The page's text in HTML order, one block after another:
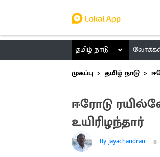
தமிழ் நாடு
முகப்பு
தமிழ் நாடு
ஈரோடு
உயிரிழந்தார்
By jayachandran